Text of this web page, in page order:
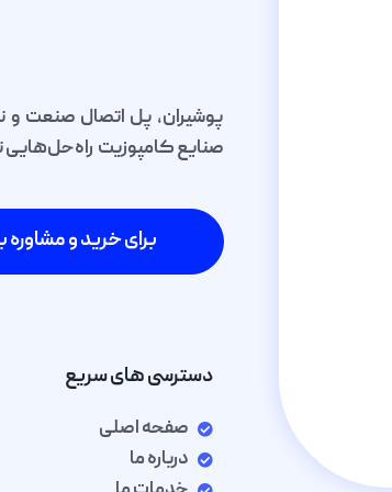
پوشیران، پل اتصال صنعت و
صنایع کامپوزیت راه‌حل‌هایی
برای خرید و مشاوره
دسترسی های سریع
صفحه اصلی
درباره ما